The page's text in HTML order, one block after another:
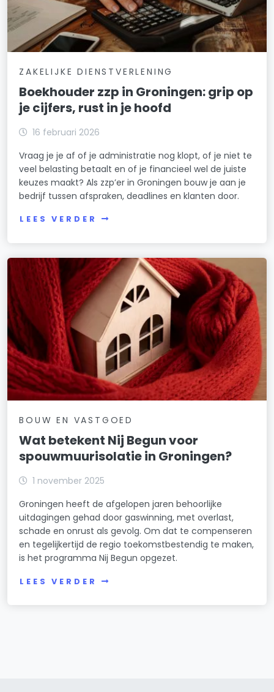
ZAKELIJKE DIENSTVERLENING
Boekhouder zzp in Groningen: grip op
je cijfers, rust in je hoofd
16 februari 2026
Vraag je je af of je administratie nog klopt, of je niet te
veel belasting betaalt en of je financieel wel de juiste
keuzes maakt? Als zzp’er in Groningen bouw je aan je
bedrijf tussen afspraken, deadlines en klanten door.
LEES VERDER
BOUW EN VASTGOED
Wat betekent Nij Begun voor
spouwmuurisolatie in Groningen?
1 november 2025
Groningen heeft de afgelopen jaren behoorlijke
uitdagingen gehad door gaswinning, met overlast,
schade en onrust als gevolg. Om dat te compenseren
en tegelijkertijd de regio toekomstbestendig te maken,
is het programma Nij Begun opgezet.
LEES VERDER